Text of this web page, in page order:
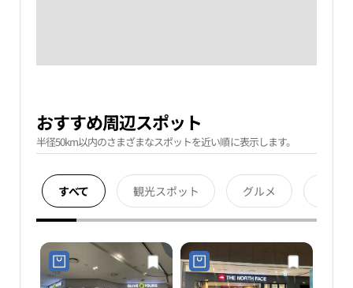
おすすめ周辺スポット
半径50km以内のさまざまなスポットを近い順に表示します。
すべて 観光スポット グルメ